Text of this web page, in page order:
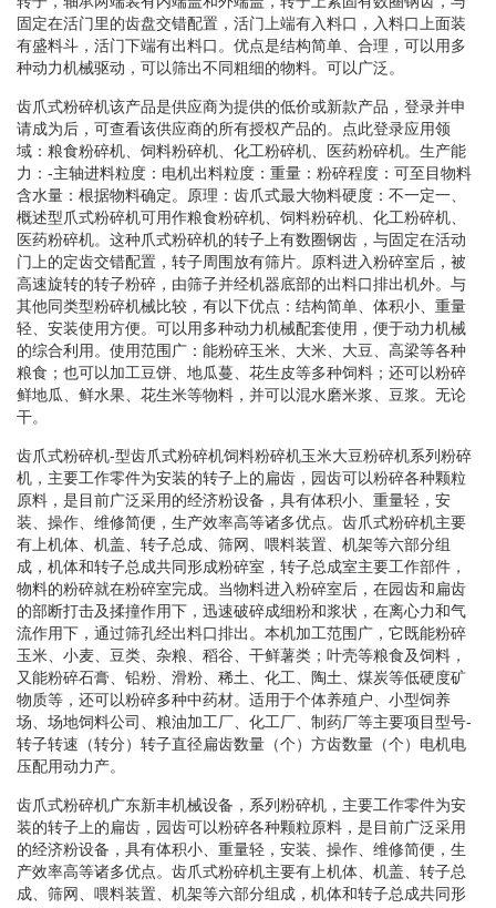
固定在活门里的齿盘交错配置，活门上端有入料口，入料口上面装
有盛料斗，活门下端有出料口。优点是结构简单、合理，可以用多
种动力机械驱动，可以筛出不同粗细的物料。可以广泛。
齿爪式粉碎机该产品是供应商为提供的低价或新款产品，登录并申
请成为后，可查看该供应商的所有授权产品的。点此登录应用领
域：粮食粉碎机、饲料粉碎机、化工粉碎机、医药粉碎机。生产能
力：-主轴进料粒度：电机出料粒度：重量：粉碎程度：可至目物料
含水量：根据物料确定。原理：齿爪式最大物料硬度：不一定一、
概述型爪式粉碎机可用作粮食粉碎机、饲料粉碎机、化工粉碎机、
医药粉碎机。这种爪式粉碎机的转子上有数圈钢齿，与固定在活动
门上的定齿交错配置，转子周围放有筛片。原料进入粉碎室后，被
高速旋转的转子粉碎，由筛子并经机器底部的出料口排出机外。与
其他同类型粉碎机械比较，有以下优点：结构简单、体积小、重量
轻、安装使用方便。可以用多种动力机械配套使用，便于动力机械
的综合利用。使用范围广：能粉碎玉米、大米、大豆、高梁等各种
粮食；也可以加工豆饼、地瓜蔓、花生皮等多种饲料；还可以粉碎
鲜地瓜、鲜水果、花生米等物料，并可以混水磨米浆、豆浆。无论
干。
齿爪式粉碎机-型齿爪式粉碎机饲料粉碎机玉米大豆粉碎机系列粉碎
机，主要工作零件为安装的转子上的扁齿，园齿可以粉碎各种颗粒
原料，是目前广泛采用的经济粉设备，具有体积小、重量轻，安
装、操作、维修简便，生产效率高等诸多优点。齿爪式粉碎机主要
有上机体、机盖、转子总成、筛网、喂料装置、机架等六部分组
成，机体和转子总成共同形成粉碎室，转子总成室主要工作部件，
物料的粉碎就在粉碎室完成。当物料进入粉碎室后，在园齿和扁齿
的部断打击及揉撞作用下，迅速破碎成细粉和浆状，在离心力和气
流作用下，通过筛孔经出料口排出。本机加工范围广，它既能粉碎
玉米、小麦、豆类、杂粮、稻谷、干鲜薯类；叶壳等粮食及饲料，
又能粉碎石膏、铅粉、滑粉、稀土、化工、陶土、煤炭等低硬度矿
物质等，还可以粉碎多种中药材。适用于个体养殖户、小型饲养
场、场地饲料公司、粮油加工厂、化工厂、制药厂等主要项目型号-
转子转速（转分）转子直径扁齿数量（个）方齿数量（个）电机电
压配用动力产。
齿爪式粉碎机广东新丰机械设备，系列粉碎机，主要工作零件为安
装的转子上的扁齿，园齿可以粉碎各种颗粒原料，是目前广泛采用
的经济粉设备，具有体积小、重量轻，安装、操作、维修简便，生
产效率高等诸多优点。齿爪式粉碎机主要有上机体、机盖、转子总
成、筛网、喂料装置、机架等六部分组成，机体和转子总成共同形